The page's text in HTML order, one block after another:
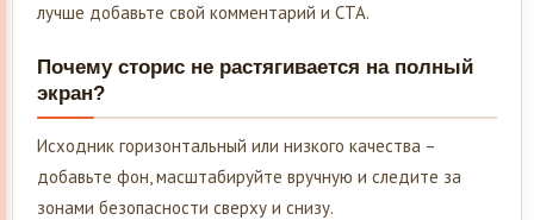
лучше добавьте свой комментарий и CTA.
Почему сторис не растягивается на полный
экран?
Исходник горизонтальный или низкого качества –
добавьте фон, масштабируйте вручную и следите за
зонами безопасности сверху и снизу.